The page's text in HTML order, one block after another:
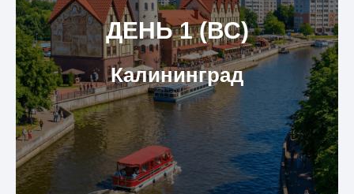
ДЕНЬ 1 (ВС)
Калининград